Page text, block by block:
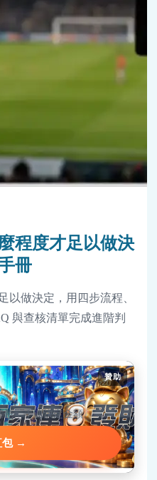
程度才足以做決
冊
以做決定，用四步流程、
與查核清單完成進階判
贊助
，手速決定金額。
包 →